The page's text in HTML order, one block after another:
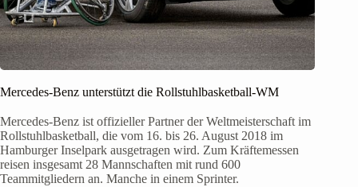
Mercedes-Benz unterstützt die Rollstuhlbasketball-WM
Mercedes-Benz ist offizieller Partner der Weltmeisterschaft im
Rollstuhlbasketball, die vom 16. bis 26. August 2018 im
Hamburger Inselpark ausgetragen wird. Zum Kräftemessen
reisen insgesamt 28 Mannschaften mit rund 600
Teammitgliedern an. Manche in einem Sprinter.